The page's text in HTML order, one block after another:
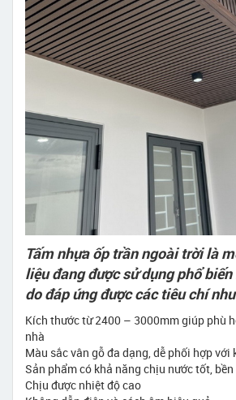
Tấm nhựa ốp trần ngoài trời là
liệu đang được sử dụng phổ
do đáp ứng được các tiêu chí
Kích thước từ 2400 – 3000mm giúp phù
nhà
Màu sắc vân gỗ đa dạng, dễ phối hợp
Sản phẩm có khả năng chịu nước tốt,
Chịu được nhiệt độ cao